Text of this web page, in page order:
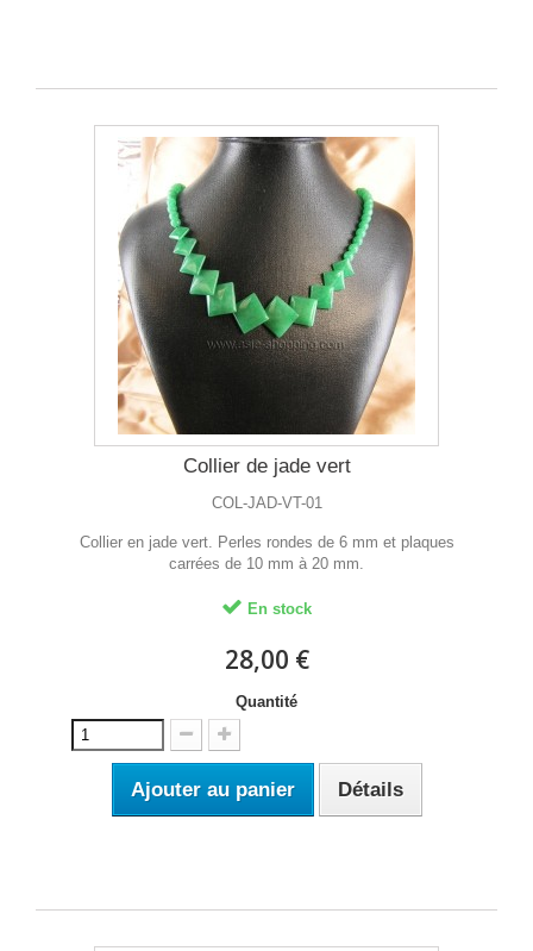
Collier de jade vert
COL-JAD-VT-01
Collier en jade vert. Perles rondes de 6 mm et plaques
carrées de 10 mm à 20 mm.
En stock
28,00 €
Quantité
Ajouter au panier Détails